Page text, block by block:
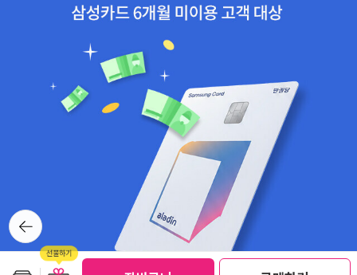
선물하기
뒤로가
기